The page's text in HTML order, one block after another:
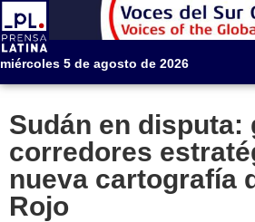
miércoles 5 de agosto de 2026
Sudán en disputa:
corredores
nueva cartografía
Rojo